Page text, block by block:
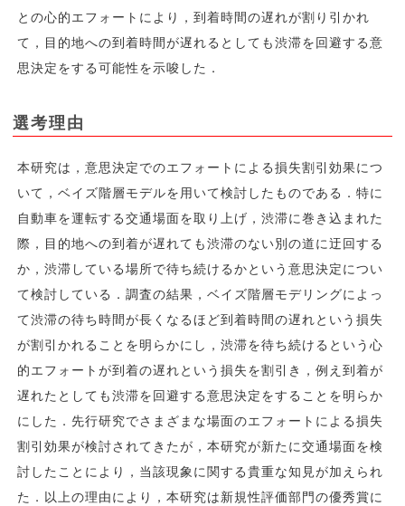
との心的エフォートにより，到着時間の遅れが割り引かれ
て，目的地への到着時間が遅れるとしても渋滞を回避する意
思決定をする可能性を示唆した．
選考理由
本研究は，意思決定でのエフォートによる損失割引効果につ
いて，ベイズ階層モデルを用いて検討したものである．特に
自動車を運転する交通場面を取り上げ，渋滞に巻き込まれた
際，目的地への到着が遅れても渋滞のない別の道に迂回する
か，渋滞している場所で待ち続けるかという意思決定につい
て検討している．調査の結果，ベイズ階層モデリングによっ
て渋滞の待ち時間が長くなるほど到着時間の遅れという損失
が割引かれることを明らかにし，渋滞を待ち続けるという心
的エフォートが到着の遅れという損失を割引き，例え到着が
遅れたとしても渋滞を回避する意思決定をすることを明らか
にした．先行研究でさまざまな場面のエフォートによる損失
割引効果が検討されてきたが，本研究が新たに交通場面を検
討したことにより，当該現象に関する貴重な知見が加えられ
た．以上の理由により，本研究は新規性評価部門の優秀賞に